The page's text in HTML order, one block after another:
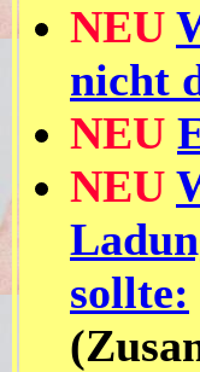
NEU
nicht
NEU
NEU
sollte: